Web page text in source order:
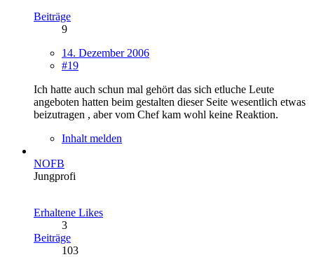
Beiträge
9
14. Dezember 2006
#19
Ich hatte auch schun mal gehört das sich etluche Leute
angeboten hatten beim gestalten dieser Seite wesentlich etwas
beizutragen , aber vom Chef kam wohl keine Reaktion.
Inhalt melden
NOFB
Jungprofi
Erhaltene Likes
3
Beiträge
103